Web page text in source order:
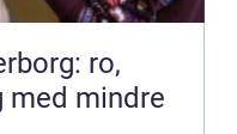
ro,
mindre